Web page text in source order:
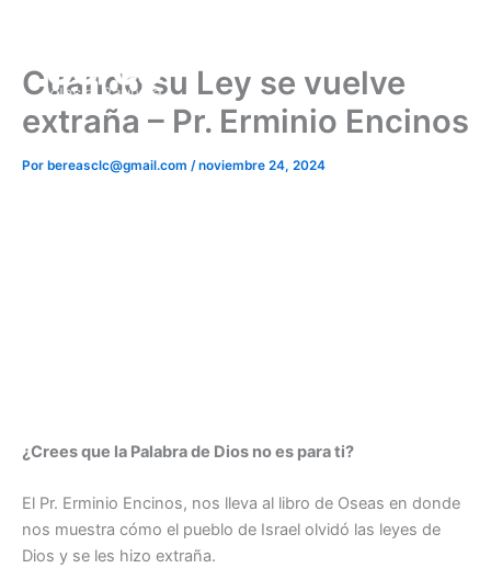
Cuando su Ley se vuelve
extraña – Pr. Erminio Encinos
Por bereasclc@gmail.com /noviembre 24, 2024
¿Crees que la Palabra de Dios no es para ti?
El Pr. Erminio Encinos, nos lleva al libro de Oseas en donde
nos muestra cómo el pueblo de Israel olvidó las leyes de
Dios y se les hizo extraña.